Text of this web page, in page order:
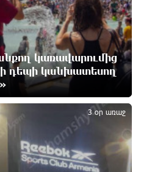
չունեցող
Ատոմ Մխիթարյան
12 ժամ առաջ
է մեր աչքերի առաջ․
է․ Ավետիք Չալաբյան
«ամբողջ հայության
է անվանել Ամենայն Հայոց
դատավարությունը
13 ժամ առաջ
կառավարումից
դեպի կանխատեսող
3 օր առաջ